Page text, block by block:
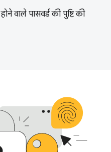
वाले पासवर्ड की पुष्टि की